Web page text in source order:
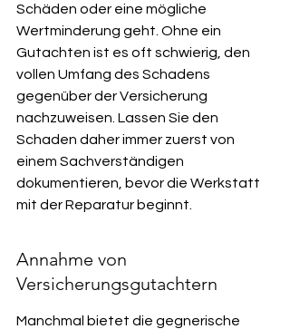
Schäden oder eine mögliche
Wertminderung geht. Ohne ein
Gutachten ist es oft schwierig, den
vollen Umfang des Schadens
gegenüber der Versicherung
nachzuweisen. Lassen Sie den
Schaden daher immer zuerst von
einem Sachverständigen
dokumentieren, bevor die Werkstatt
mit der Reparatur beginnt.
Annahme von
Versicherungsgutachtern
Manchmal bietet die gegnerische